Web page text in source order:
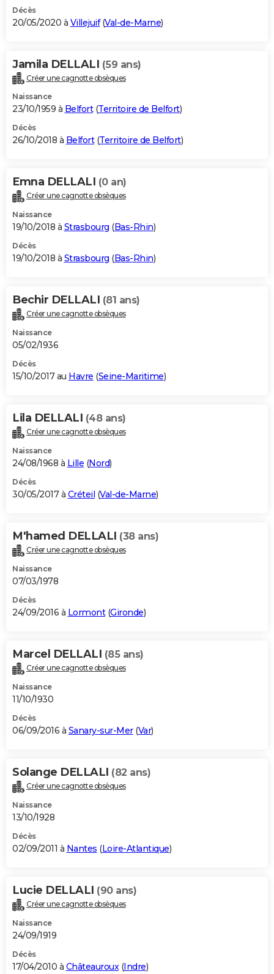
Décès
20/05/2020 à Villejuif(Val-de-Marne)
Jamila DELLALI (59 ans)
Créer une cagnotte obsèques
Naissance
23/10/1959 à Belfort(Territoire de Belfort)
Décès
26/10/2018 à Belfort(Territoire de Belfort)
Emna DELLALI (0 an)
Créer une cagnotte obsèques
Naissance
19/10/2018 à Strasbourg (Bas-Rhin)
Décès
19/10/2018 à Strasbourg (Bas-Rhin)
Bechir DELLALI (81 ans)
Créer une cagnotte obsèques
Naissance
05/02/1936
Décès
15/10/2017 au Havre (Seine-Maritime)
Lila DELLALI (48 ans)
Créer une cagnotte obsèques
Naissance
24/08/1968 à Lille (Nord)
Décès
30/05/2017 à Créteil (Val-de-Marne)
M'hamed DELLALI (38 ans)
Créer une cagnotte obsèques
Naissance
07/03/1978
Décès
24/09/2016 à Lormont(Gironde)
Marcel DELLALI (85 ans)
Créer une cagnotte obsèques
Naissance
11/10/1930
Décès
06/09/2016 à Sanary-sur-Mer(Var)
Solange DELLALI (82 ans)
Créer une cagnotte obsèques
Naissance
13/10/1928
Décès
02/09/2011 à Nantes (Loire-Atlantique)
Lucie DELLALI (90 ans)
Créer une cagnotte obsèques
Naissance
24/09/1919
Décès
17/04/2010 à Châteauroux(Indre)